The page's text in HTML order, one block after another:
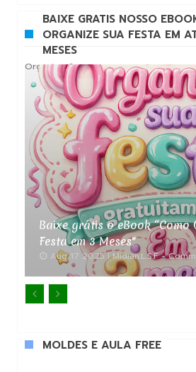
BAIXE GRATIS NOSSO
ORGANIZE SUA FESTA EM
MESES
Organize-Se
Baixe grátis o eBook “Como
Festa em 3 Meses"
Aug 17 2025 Midian.L.S.F -
 
MOLDES E AULA FREE